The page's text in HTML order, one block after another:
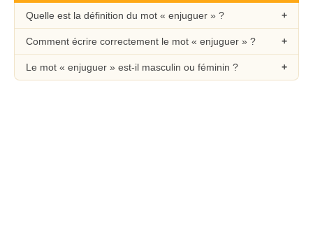
Quelle est la définition du mot « enjuguer » ?
Comment écrire correctement le mot « enjuguer » ?
Le mot « enjuguer » est-il masculin ou féminin ?